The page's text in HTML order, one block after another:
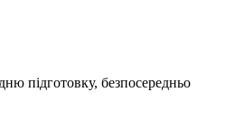
підготовку, безпосередньо